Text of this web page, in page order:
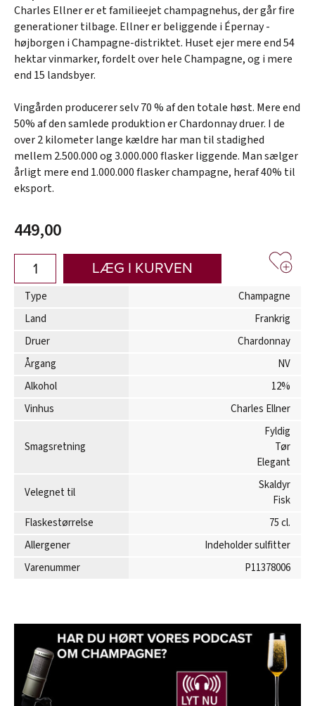
Charles Ellner er et familieejet champagnehus, der går fire
generationer tilbage. Ellner er beliggende i Épernay -
højborgen i Champagne-distriktet. Huset ejer mere end 54
hektar vinmarker, fordelt over hele Champagne, og i mere
end 15 landsbyer.
Vingården producerer selv 70 % af den totale høst. Mere end
50% af den samlede produktion er Chardonnay druer. I de
over 2 kilometer lange kældre har man til stadighed
mellem 2.500.000 og 3.000.000 flasker liggende. Man sælger
årligt mere end 1.000.000 flasker champagne, heraf 40% til
eksport.
449,00
LÆG I KURVEN
Type
Champagne
Land
Frankrig
Druer
Chardonnay
Årgang
NV
Alkohol
12%
Vinhus
Charles Ellner
Smagsretning
Fyldig
Tør
Elegant
Velegnet til
Skaldyr
Fisk
Flaskestørrelse
75 cl.
Allergener
Indeholder sulfitter
Varenummer
P11378006